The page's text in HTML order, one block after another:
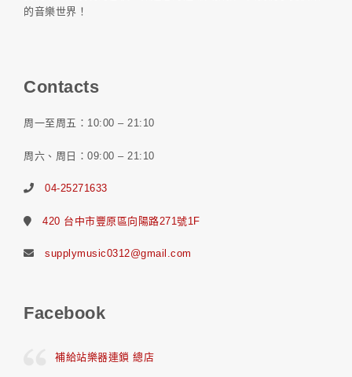
的音樂世界！
Contacts
周一至周五：10:00 – 21:10
周六、周日：09:00 – 21:10
04-25271633
420 台中市豐原區向陽路271號1F
supplymusic0312@gmail.com
Facebook
補給站樂器連鎖 總店